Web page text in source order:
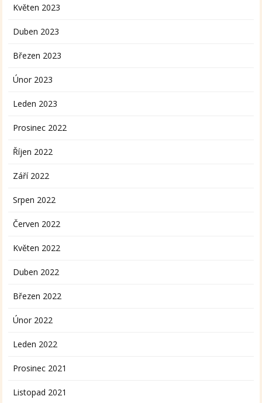
Květen 2023
Duben 2023
Březen 2023
Únor 2023
Leden 2023
Prosinec 2022
Říjen 2022
Září 2022
Srpen 2022
Červen 2022
Květen 2022
Duben 2022
Březen 2022
Únor 2022
Leden 2022
Prosinec 2021
Listopad 2021